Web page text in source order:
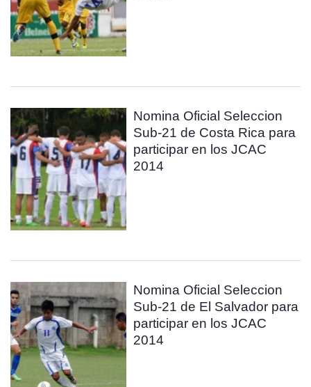
Nomina Oficial Seleccion
Sub-21 de Costa Rica para
participar en los JCAC
2014
Nomina Oficial Seleccion
Sub-21 de El Salvador para
participar en los JCAC
2014